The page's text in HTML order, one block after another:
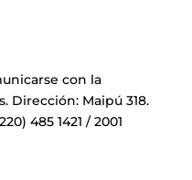
con la
Dirección: Maipú 318.
485 1421 / 2001